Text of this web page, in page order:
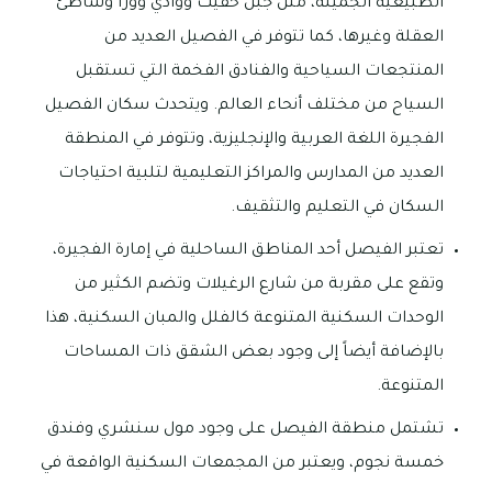
الطبيعية الجميلة، مثل جبل حفيت ووادي وورا وشاطئ
العقلة وغيرها، كما تتوفر في الفصيل العديد من
المنتجعات السياحية والفنادق الفخمة التي تستقبل
السياح من مختلف أنحاء العالم. ويتحدث سكان الفصيل
الفجيرة اللغة العربية والإنجليزية، وتتوفر في المنطقة
العديد من المدارس والمراكز التعليمية لتلبية احتياجات
السكان في التعليم والتثقيف.
تعتبر الفيصل أحد المناطق الساحلية في إمارة الفجيرة،
وتقع على مقربة من شارع الرغيلات وتضم الكثير من
الوحدات السكنية المتنوعة كالفلل والمبان السكنية، هذا
بالإضافة أيضاً إلى وجود بعض الشقق ذات المساحات
المتنوعة.
تشتمل منطقة الفيصل على وجود مول سنشري وفندق
خمسة نجوم، ويعتبر من المجمعات السكنية الواقعة في